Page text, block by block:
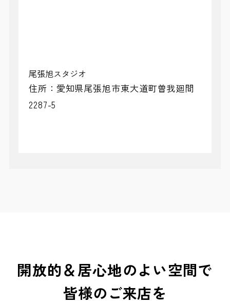
尾張旭スタジオ
住所：愛知県尾張旭市東大道町曽我廻間
2287-5
開放的＆居心地のよい空間で
皆様のご来店を